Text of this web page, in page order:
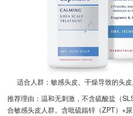
适合人群：敏感头皮、干燥导致的头皮
推荐理由：温和无刺激，不含硫酸盐（
合敏感头皮人群。含吡硫鎓锌（ZPT）+